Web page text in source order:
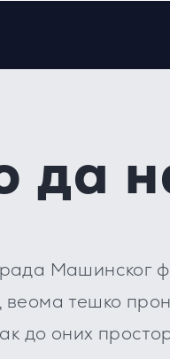
да
Машинског
веома тешко
до оних